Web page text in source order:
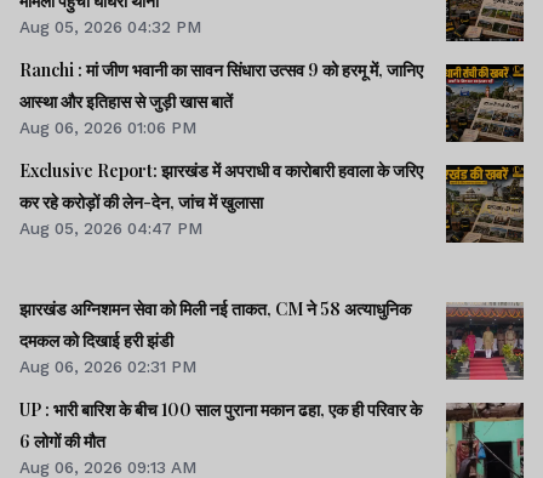
Aug 05, 2026 04:32 PM
Ranchi : मां जीण भवानी का सावन सिंधारा उत्सव 9 को हरमू में, जानिए
आस्था और इतिहास से जुड़ी खास बातें
Aug 06, 2026 01:06 PM
Exclusive Report: झारखंड में अपराधी व कारोबारी हवाला के जरिए
कर रहे करोड़ों की लेन-देन, जांच में खुलासा
Aug 05, 2026 04:47 PM
झारखंड अग्निशमन सेवा को मिली नई ताकत, CM ने 58 अत्याधुनिक
दमकल को दिखाई हरी झंडी
Aug 06, 2026 02:31 PM
UP : भारी बारिश के बीच 100 साल पुराना मकान ढहा, एक ही परिवार के
6 लोगों की मौत
Aug 06, 2026 09:13 AM